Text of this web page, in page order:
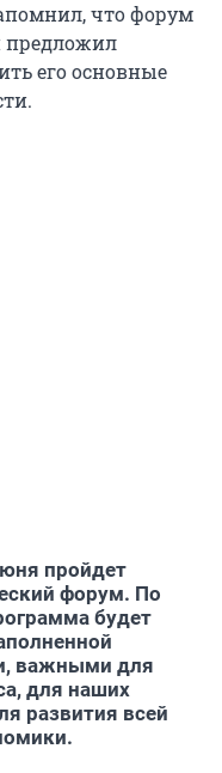
что форум
предложил
его основные
пройдет
форум. По
будет
важными для
для наших
развития всей